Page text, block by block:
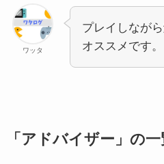
ワッタ
プレイしなが
オススメです。
「アドバイザー」の